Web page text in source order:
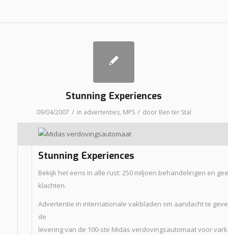
Stunning Experiences
09/04/2007 / in advertenties, MPS / door Ben ter Stal
Stunning Experiences
Bekijk het eens in alle rust: 250 miljoen behandelingen en
klachten.
Advertentie in internationale vakbladen om aandacht te
de
levering van de 100-ste Midas verdovingsautomaat voor